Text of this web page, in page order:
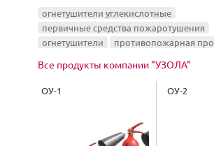
огнетушители углекислотные
первичные средства пожаротушения
огнетушители
противопожарная
Все продукты компании "УЗОЛА"
ОУ-1 ОУ-2